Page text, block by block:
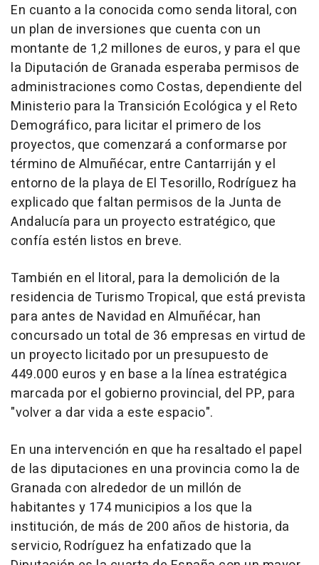
En cuanto a la conocida como senda litoral, con
un plan de inversiones que cuenta con un
montante de 1,2 millones de euros, y para el que
la Diputación de Granada esperaba permisos de
administraciones como Costas, dependiente del
Ministerio para la Transición Ecológica y el Reto
Demográfico, para licitar el primero de los
proyectos, que comenzará a conformarse por
término de Almuñécar, entre Cantarriján y el
entorno de la playa de El Tesorillo, Rodríguez ha
explicado que faltan permisos de la Junta de
Andalucía para un proyecto estratégico, que
confía estén listos en breve.
También en el litoral, para la demolición de la
residencia de Turismo Tropical, que está prevista
para antes de Navidad en Almuñécar, han
concursado un total de 36 empresas en virtud de
un proyecto licitado por un presupuesto de
449.000 euros y en base a la línea estratégica
marcada por el gobierno provincial, del PP, para
"volver a dar vida a este espacio".
En una intervención en que ha resaltado el papel
de las diputaciones en una provincia como la de
Granada con alrededor de un millón de
habitantes y 174 municipios a los que la
institución, de más de 200 años de historia, da
servicio, Rodríguez ha enfatizado que la